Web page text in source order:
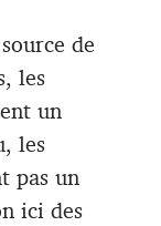
de
les
un
les
pas un
ici des